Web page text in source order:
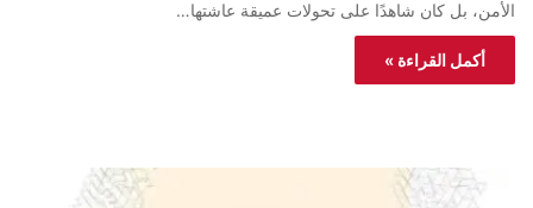
الأمن، بل كان شاهدًا على تحولات عميقة عاشتها…
أكمل القراءة »